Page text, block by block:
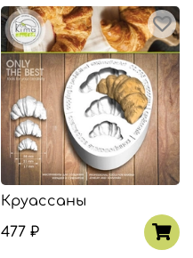
Круассаны
477 ₽